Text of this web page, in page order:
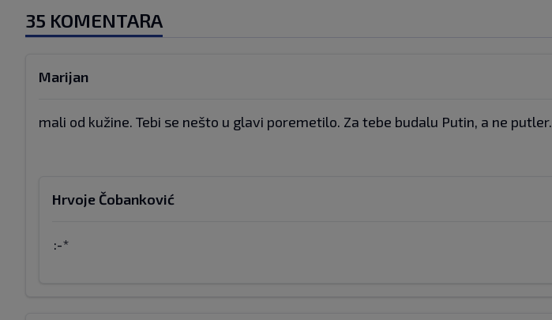
35 KOMENTARA
Marijan
mali od kužine. Tebi se nešto u glavi poremetilo. Za tebe budalu Putin, a ne putler.
Hrvoje Čobanković
:-*